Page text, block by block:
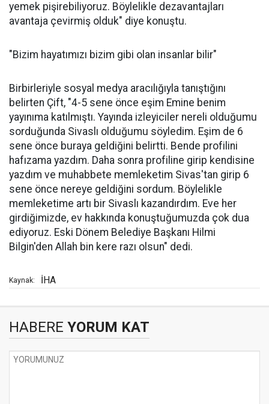
yemek pişirebiliyoruz. Böylelikle dezavantajları
avantaja çevirmiş olduk" diye konuştu.
"Bizim hayatımızı bizim gibi olan insanlar bilir"
Birbirleriyle sosyal medya aracılığıyla tanıştığını
belirten Çift, "4-5 sene önce eşim Emine benim
yayınıma katılmıştı. Yayında izleyiciler nereli olduğumu
sorduğunda Sivaslı olduğumu söyledim. Eşim de 6
sene önce buraya geldiğini belirtti. Bende profilini
hafızama yazdım. Daha sonra profiline girip kendisine
yazdım ve muhabbete memleketim Sivas'tan girip 6
sene önce nereye geldiğini sordum. Böylelikle
memleketime artı bir Sivaslı kazandırdım. Eve her
girdiğimizde, ev hakkında konuştuğumuzda çok dua
ediyoruz. Eski Dönem Belediye Başkanı Hilmi
Bilgin'den Allah bin kere razı olsun" dedi.
Kaynak: İHA
HABERE YORUM KAT